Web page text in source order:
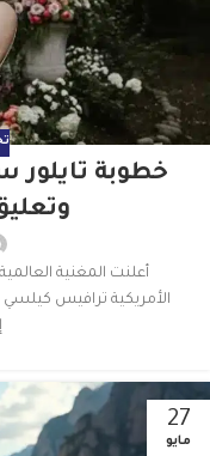
خطوبة
أعلنت المغنية
الأمريكية ترافيس
27
مايو